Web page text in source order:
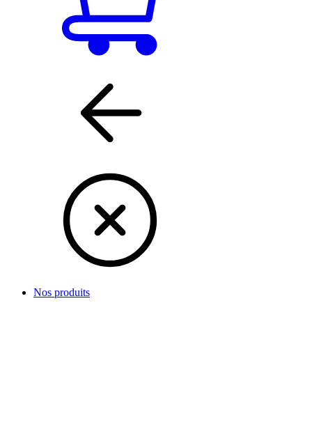
Nos produits